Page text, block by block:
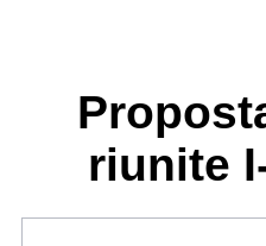
riunite